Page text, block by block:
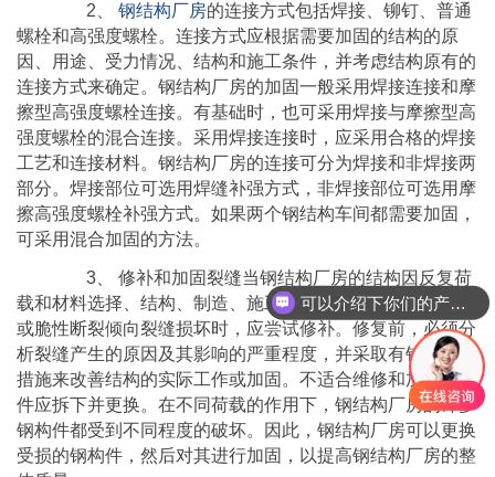
2、 钢结构厂房的连接方式包括焊接、铆钉、普通
螺栓和高强度螺栓。连接方式应根据需要加固的结构的原
因、用途、受力情况、结构和施工条件，并考虑结构原有的
连接方式来确定。钢结构厂房的加固一般采用焊接连接和摩
擦型高强度螺栓连接。有基础时，也可采用焊接与摩擦型高
强度螺栓的混合连接。采用焊接连接时，应采用合格的焊接
工艺和连接材料。钢结构厂房的连接可分为焊接和非焊接两
部分。焊接部位可选用焊缝补强方式，非焊接部位可选用摩
擦高强度螺栓补强方式。如果两个钢结构车间都需要加固，
可采用混合加固的方法。
3、 修补和加固裂缝当钢结构厂房的结构因反复荷
载和材料选择、结构、制造、施工和安装不当而出现膨胀性
或脆性断裂倾向裂缝损坏时，应尝试修补。修复前，必须分
析裂缝产生的原因及其影响的严重程度，并采取有针对性的
措施来改善结构的实际工作或加固。不适合维修和加固的部
件应拆下并更换。在不同荷载的作用下，钢结构厂房的许多
钢构件都受到不同程度的破坏。因此，钢结构厂房可以更换
受损的钢构件，然后对其进行加固，以提高钢结构厂房的整
可以介绍下你们的产品么